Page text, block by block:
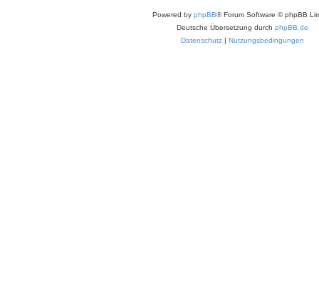
Powered by phpBB® Forum Software © phpBB
Deutsche Übersetzung durch phpBB.de
Datenschutz | Nutzungsbedingungen